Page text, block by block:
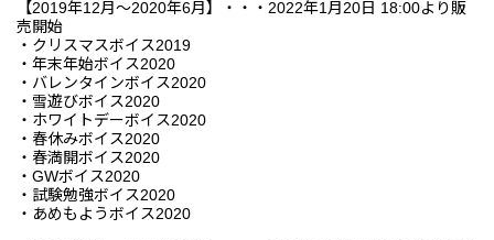
【2019年12月～2020年6月】・・・2022年1月20日 18:00より販
売開始
・クリスマスボイス2019
・年末年始ボイス2020
・バレンタインボイス2020
・雪遊びボイス2020
・ホワイトデーボイス2020
・春休みボイス2020
・春満開ボイス2020
・GWボイス2020
・試験勉強ボイス2020
・あめもようボイス2020